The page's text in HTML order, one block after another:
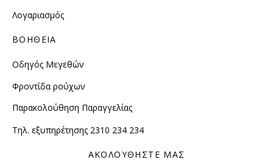
Λογαριασμός
ΒΟΗΘΕΙΑ
Οδηγός Μεγεθών
Φροντίδα ρούχων
Παρακολούθηση Παραγγελίας
Τηλ. εξυπηρέτησης 2310 234 234
ΑΚΟΛΟΥΘΗΣΤΕ ΜΑΣ